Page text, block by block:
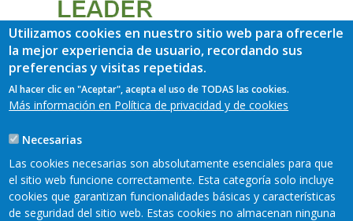
Utilizamos cookies en nuestro sitio web para ofrecerle
la mejor experiencia de usuario, recordando sus
preferencias y visitas repetidas.
Al hacer clic en "Aceptar", acepta el uso de TODAS las cookies.
Más información en Política de privacidad y de cookies
Necesarias
Las cookies necesarias son absolutamente esenciales para que
el sitio web funcione correctamente. Esta categoría solo incluye
cookies que garantizan funcionalidades básicas y características
de seguridad del sitio web. Estas cookies no almacenan ninguna